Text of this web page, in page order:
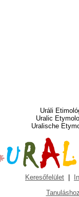
Uráli
Uralic
Uralische
Keresőfelület